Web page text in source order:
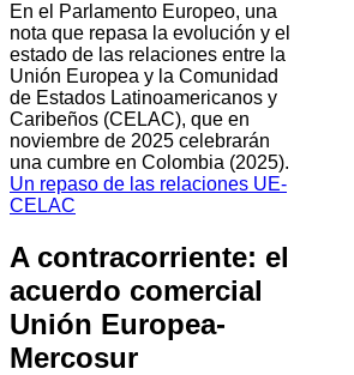
En el Parlamento Europeo, una
nota que repasa la evolución y el
estado de las relaciones entre la
Unión Europea y la Comunidad
de Estados Latinoamericanos y
Caribeños (CELAC), que en
noviembre de 2025 celebrarán
una cumbre en Colombia (2025).
Un repaso de las relaciones UE-
CELAC
A contracorriente: el
acuerdo comercial
Unión Europea-
Mercosur